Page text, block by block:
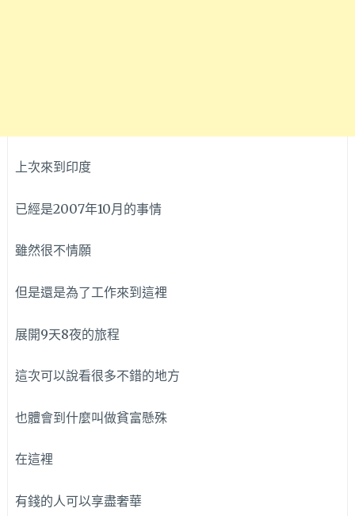
上次來到印度
已經是2007年10月的事情
雖然很不情願
但是還是為了工作來到這裡
展開9天8夜的旅程
這次可以說看很多不錯的地方
也體會到什麼叫做貧富懸殊
在這裡
有錢的人可以享盡奢華